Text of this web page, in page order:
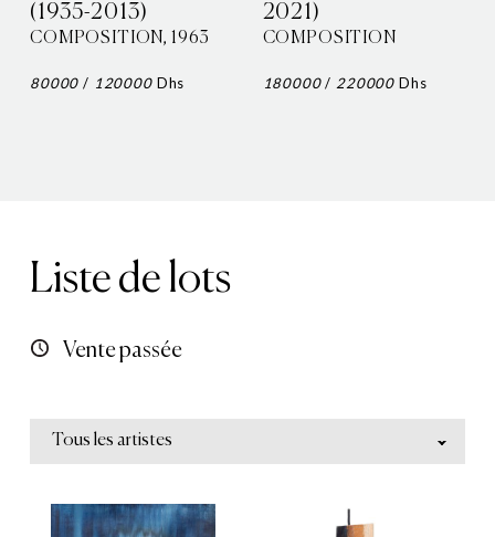
(1935-2013)
COMPOSITION, 1963
80000 / 120000Dhs
2021)
COMPOSITION
180000/ 220000 Dhs
Liste de lots
Vente passée
Tous les artistes